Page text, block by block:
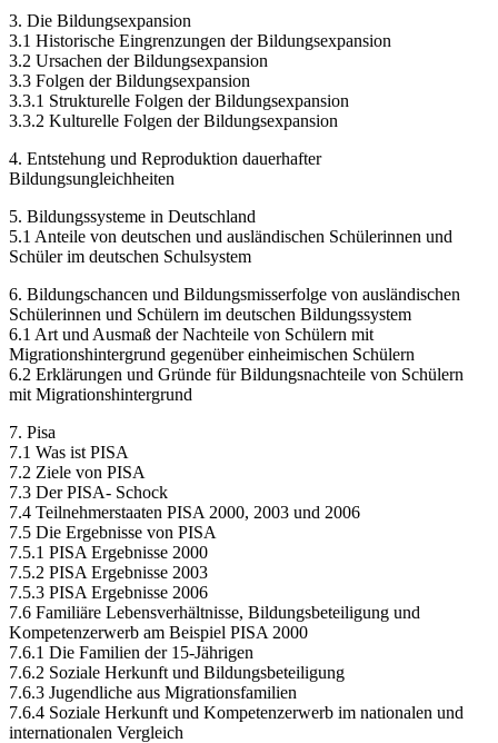
3. Die Bildungsexpansion
3.1 Historische Eingrenzungen der Bildungsexpansion
3.2 Ursachen der Bildungsexpansion
3.3 Folgen der Bildungsexpansion
3.3.1 Strukturelle Folgen der Bildungsexpansion
3.3.2 Kulturelle Folgen der Bildungsexpansion
4. Entstehung und Reproduktion dauerhafter
Bildungsungleichheiten
5. Bildungssysteme in Deutschland
5.1 Anteile von deutschen und ausländischen Schülerinnen und
Schüler im deutschen Schulsystem
6. Bildungschancen und Bildungsmisserfolge von ausländischen
Schülerinnen und Schülern im deutschen Bildungssystem
6.1 Art und Ausmaß der Nachteile von Schülern mit
Migrationshintergrund gegenüber einheimischen Schülern
6.2 Erklärungen und Gründe für Bildungsnachteile von Schülern
mit Migrationshintergrund
7. Pisa
7.1 Was ist PISA
7.2 Ziele von PISA
7.3 Der PISA- Schock
7.4 Teilnehmerstaaten PISA 2000, 2003 und 2006
7.5 Die Ergebnisse von PISA
7.5.1 PISA Ergebnisse 2000
7.5.2 PISA Ergebnisse 2003
7.5.3 PISA Ergebnisse 2006
7.6 Familiäre Lebensverhältnisse, Bildungsbeteiligung und
Kompetenzerwerb am Beispiel PISA 2000
7.6.1 Die Familien der 15-Jährigen
7.6.2 Soziale Herkunft und Bildungsbeteiligung
7.6.3 Jugendliche aus Migrationsfamilien
7.6.4 Soziale Herkunft und Kompetenzerwerb im nationalen und
internationalen Vergleich